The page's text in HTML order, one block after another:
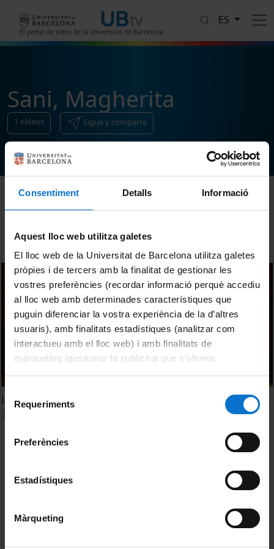
Consentiment Detalls Informació
Aquest lloc web utilitza galetes
El lloc web de la Universitat de Barcelona utilitza galetes
pròpies i de tercers amb la finalitat de gestionar les
vostres preferències (recordar informació perquè accediu
al lloc web amb determinades característiques que
puguin diferenciar la vostra experiència de la d’altres
usuaris), amb finalitats estadístiques (analitzar com
interactueu amb el lloc web) i amb finalitats de
màrqueting (gestionar la publicitat que s’ofereix
consultar laPolítica de galetes del lloc web de la
de Requeriments
Preferències
Estadístiques
Màrqueting
El portal de vídeo de la Universitat de Barcelona
ES
Sani, Magherita
1 vídeos Sigue y comparte
Ordenar
Learnings and recommendations of the CHARTER project
MENÚ PEU 1
Política de Cookies
Privacidad y términos